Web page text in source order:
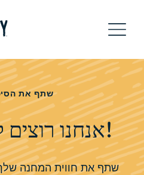
שתף את
אנחנו רוצים לשמוע ממך!
שתף את חווית המחנה